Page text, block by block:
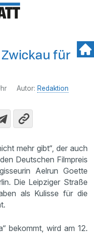
für
Autor: Redaktion
mehr gibt“, der auch
Deutschen Filmpreis
Aelrun Goette
Die Leipziger Straße
als Kulisse für die
bekommt, wird am 12.